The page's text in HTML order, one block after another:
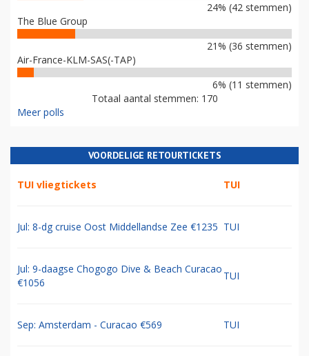
24% (42 stemmen)
The Blue Group
21% (36 stemmen)
Air-France-KLM-SAS(-TAP)
6% (11 stemmen)
Totaal aantal stemmen: 170
Meer polls
VOORDELIGE RETOURTICKETS
TUI vliegtickets TUI
Jul: 8-dg cruise Oost Middellandse Zee €1235 TUI
Jul: 9-daagse Chogogo Dive & Beach Curacao
€1056
TUI
Sep: Amsterdam - Curacao €569 TUI